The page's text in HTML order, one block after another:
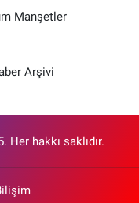
Manşetler
Arşivi
hakkı saklıdır.